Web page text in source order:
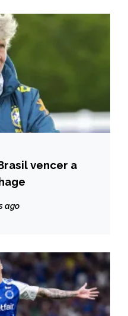
vencer a
ago